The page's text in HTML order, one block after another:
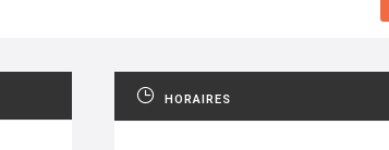
HORAIRES